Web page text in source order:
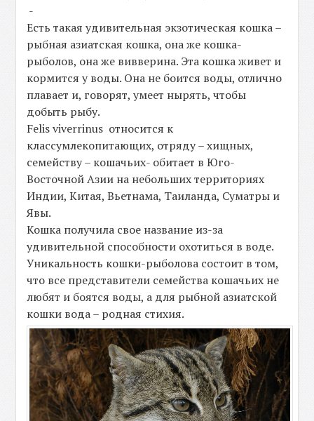
-
Есть такая удивительная экзотическая кошка –
рыбная азиатская кошка, она же кошка-
рыболов, она же вивверина. Эта кошка живет и
кормится у воды. Она не боится воды, отлично
плавает и, говорят, умеет нырять, чтобы
добыть рыбу.
Felis viverrinus относится к
классумлекопитающих, отряду – хищных,
семейству – кошачьих- обитает в Юго-
Восточной Азии на небольших территориях
Индии, Китая, Вьетнама, Таиланда, Суматры и
Явы.
Кошка получила свое название из-за
удивительной способности охотиться в воде.
Уникальность кошки-рыболова состоит в том,
что все представители семейства кошачьих не
любят и боятся воды, а для рыбной азиатской
кошки вода – родная стихия.